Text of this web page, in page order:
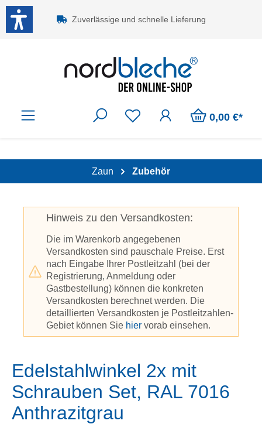
Zum Hauptinhalt springen
Zuverlässige und schnelle Lieferung
0,00 €*
Zaun Zubehör
Hinweis zu den Versandkosten:
Die im Warenkorb angegebenen
Versandkosten sind pauschale Preise. Erst
nach Eingabe Ihrer Postleitzahl (bei der
Registrierung, Anmeldung oder
Gastbestellung) können die konkreten
Versandkosten berechnet werden. Die
detaillierten Versandkosten je Postleitzahlen-
Gebiet können Sie hier vorab einsehen.
Edelstahlwinkel 2x mit
Schrauben Set, RAL 7016
Anthrazitgrau